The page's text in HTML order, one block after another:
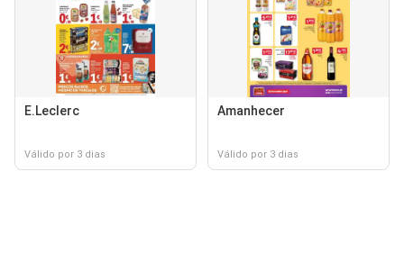
E.Leclerc
Válido por 3 dias
Amanhecer
Válido por 3 dias